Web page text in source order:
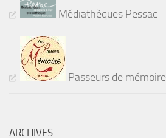
Médiathèques Pessac
Passeurs de mémoire
ARCHIVES